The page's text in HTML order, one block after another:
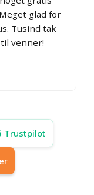
glad for
Tusind tak
venner!
Trustpilot